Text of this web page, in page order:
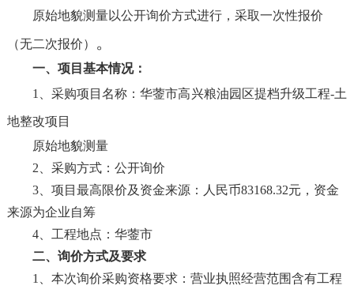
原始地貌测量以公开询价方式进行，采取一次性报价
（无二次报价） 。
一、项目基本情况：
1、采购项目名称：华蓥市高兴粮油园区提档升级工程-土
地整改项目
原始地貌测量
2、采购方式：公开询价
3、项目最高限价及资金来源：人民币83168.32元，资金
来源为企业自筹
4、工程地点：华蓥市
二、询价方式及要求
1、本次询价采购资格要求：营业执照经营范围含有工程